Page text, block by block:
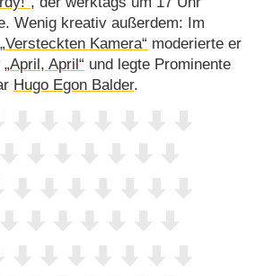
Wenig kreativ außerdem: Im
„Versteckten Kamera“ moderierte er
„April, April“ und legte Prominente
Hugo Egon Balder.